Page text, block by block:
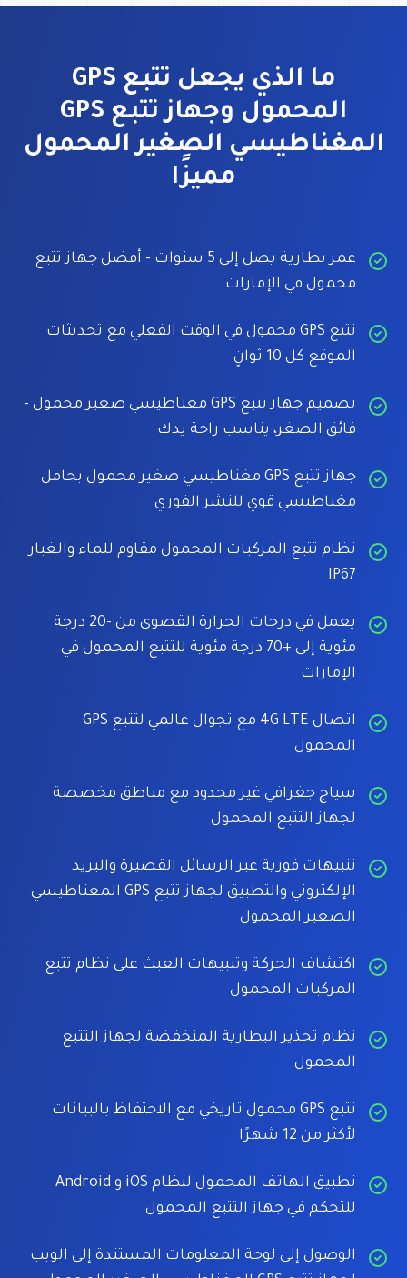
ما الذي يجعل تتبع GPS
المحمول وجهاز تتبع GPS
المغناطيسي الصغير المحمول
مميزًا
عمر بطارية يصل إلى 5 سنوات - أفضل جهاز تتبع
محمول في الإمارات
تتبع GPS محمول في الوقت الفعلي مع تحديثات
الموقع كل 10 ثوانٍ
تصميم جهاز تتبع GPS مغناطيسي صغير محمول -
فائق الصغر، يناسب راحة يدك
جهاز تتبع GPS مغناطيسي صغير محمول بحامل
مغناطيسي قوي للنشر الفوري
نظام تتبع المركبات المحمول مقاوم للماء والغبار
IP67
يعمل في درجات الحرارة القصوى من -20 درجة
مئوية إلى +70 درجة مئوية للتتبع المحمول في
الإمارات
اتصال 4G LTE مع تجوال عالمي لتتبع GPS
المحمول
سياج جغرافي غير محدود مع مناطق مخصصة
لجهاز التتبع المحمول
تنبيهات فورية عبر الرسائل القصيرة والبريد
الإلكتروني والتطبيق لجهاز تتبع GPS المغناطيسي
الصغير المحمول
اكتشاف الحركة وتنبيهات العبث على نظام تتبع
المركبات المحمول
نظام تحذير البطارية المنخفضة لجهاز التتبع
المحمول
تتبع GPS محمول تاريخي مع الاحتفاظ بالبيانات
لأكثر من 12 شهرًا
تطبيق الهاتف المحمول لنظام iOS و Android
للتحكم في جهاز التتبع المحمول
الوصول إلى لوحة المعلومات المستندة إلى الويب